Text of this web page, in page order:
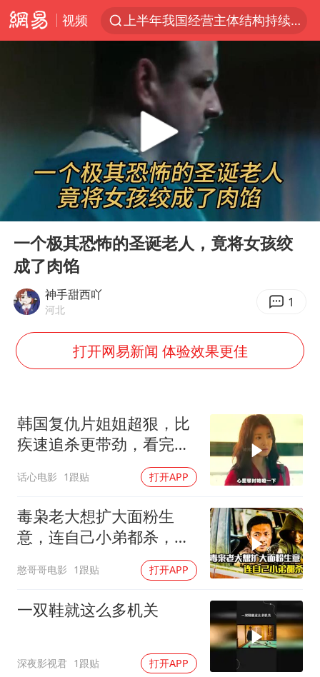
视频
上半年我国经营主体结构持续优化
白海豚将给京津冀带来大暴雨
《披荆斩棘2026》阵容官宣
王艺迪无缘横滨赛决赛
2025年小学教师减少13.19万
以军士兵把枪口对准中国记者
萌娃帮爷爷脱玉米 卖力干活超可爱
奋力开创中国式现代化建设新局面
Play
00:00
一个极其恐怖的圣诞老人，竟将女孩绞
成了肉馅
神手甜西吖
河北 1
打开网易新闻 体验效果更佳
韩国复仇片姐姐超狠，比
疾速追杀更带劲，看完三
话心电影 1跟贴 打开APP
毒枭老大想扩大面粉生
意，连自己小弟都杀，犯
憨哥哥电影 1跟贴 打开APP
一双鞋就这么多机关
深夜影视君 1跟贴 打开APP